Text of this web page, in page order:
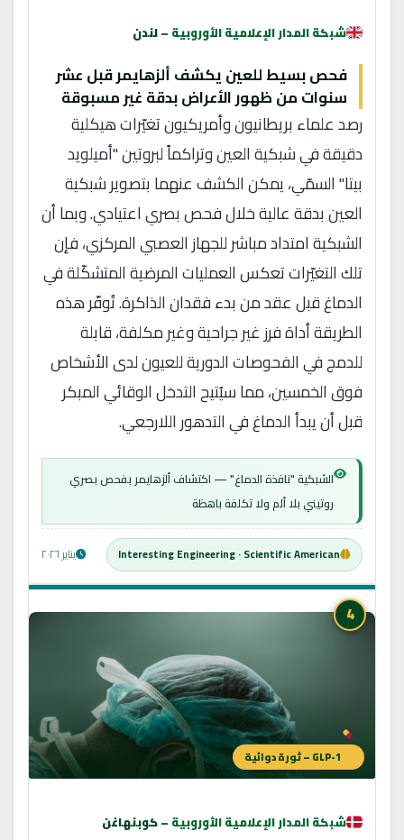
شبكة المدار الإعلامية الأوروبية –لندن
فحص بسيط للعين يكشف ألزهايمر قبل عشر
سنوات من ظهور الأعراض بدقة غير مسبوقة
رصد علماء بريطانيون وأمريكيون تغيّرات هيكلية
دقيقة في شبكية العين وتراكماً لبروتين "أميلويد
بيتا" السمّي، يمكن الكشف عنهما بتصوير شبكية
العين بدقة عالية خلال فحص بصري اعتيادي. وبما أن
الشبكية امتداد مباشر للجهاز العصبي المركزي، فإن
تلك التغيّرات تعكس العمليات المرضية المتشكّلة في
الدماغ قبل عقد من بدء فقدان الذاكرة. تُوفّر هذه
الطريقة أداة فرز غير جراحية وغير مكلفة، قابلة
للدمج في الفحوصات الدورية للعيون لدى الأشخاص
فوق الخمسين، مما سيُتيح التدخل الوقائي المبكر
قبل أن يبدأ الدماغ في التدهور اللارجعي.
الشبكية "نافذة الدماغ" — اكتشاف ألزهايمر بفحص بصري
روتيني بلا ألم ولا تكلفة باهظة
Interesting Engineering · Scientific American يناير ٢٠٢٦
4
شبكة المدار الإعلامية الأوروبية –كوبنهاغن